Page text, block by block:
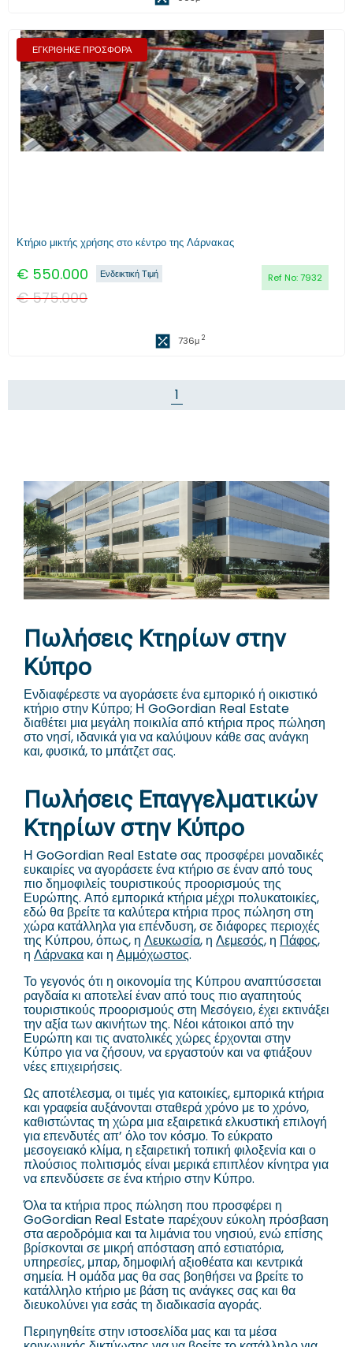
ΕΓΚΡΙΘΗΚΕ ΠΡΟΣΦΟΡΑ
Προηγούμενο Επόμενο
Κτήριο μικτής χρήσης στο κέντρο της Λάρνακας
€ 550.000 Ref No:7932
Ενδεικτική Τιμή
€575.000
736μ 2
1
Πωλήσεις Κτηρίων στην
Κύπρο
Ενδιαφέρεστε να αγοράσετε ένα εμπορικό ή οικιστικό
κτήριο στην Κύπρο; Η GoGordian Real Estate
διαθέτει μια μεγάλη ποικιλία από κτήρια προς πώληση
στο νησί, ιδανικά για να καλύψουν κάθε σας ανάγκη
και, φυσικά, το μπάτζετ σας.
Πωλήσεις Επαγγελματικών
Κτηρίων στην Κύπρο
Η GoGordian Real Estate σας προσφέρει μοναδικές
ευκαιρίες να αγοράσετε ένα κτήριο σε έναν από τους
πιο δημοφιλείς τουριστικούς προορισμούς της
Ευρώπης. Από εμπορικά κτήρια μέχρι πολυκατοικίες,
εδώ θα βρείτε τα καλύτερα κτήρια προς πώληση στη
χώρα κατάλληλα για επένδυση, σε διάφορες περιοχές
της Κύπρου, όπως, η Λευκωσία, η Λεμεσός, η Πάφος,
η Λάρνακα και η Αμμόχωστος.
Το γεγονός ότι η οικονομία της Κύπρου αναπτύσσεται
ραγδαία κι αποτελεί έναν από τους πιο αγαπητούς
τουριστικούς προορισμούς στη Μεσόγειο, έχει εκτινάξει
την αξία των ακινήτων της. Νέοι κάτοικοι από την
Ευρώπη και τις ανατολικές χώρες έρχονται στην
Κύπρο για να ζήσουν, να εργαστούν και να φτιάξουν
νέες επιχειρήσεις.
Ως αποτέλεσμα, οι τιμές για κατοικίες, εμπορικά κτήρια
και γραφεία αυξάνονται σταθερά χρόνο με το χρόνο,
καθιστώντας τη χώρα μια εξαιρετικά ελκυστική επιλογή
για επενδυτές απ’ όλο τον κόσμο. Το εύκρατο
μεσογειακό κλίμα, η εξαιρετική τοπική φιλοξενία και ο
πλούσιος πολιτισμός είναι μερικά επιπλέον κίνητρα για
να επενδύσετε σε ένα κτήριο στην Κύπρο.
Όλα τα κτήρια προς πώληση που προσφέρει η
GoGordian Real Estate παρέχουν εύκολη πρόσβαση
στα αεροδρόμια και τα λιμάνια του νησιού, ενώ επίσης
βρίσκονται σε μικρή απόσταση από εστιατόρια,
υπηρεσίες, μπαρ, δημοφιλή αξιοθέατα και κεντρικά
σημεία. Η ομάδα μας θα σας βοηθήσει να βρείτε το
κατάλληλο κτήριο με βάση τις ανάγκες σας και θα
διευκολύνει για εσάς τη διαδικασία αγοράς.
Περιηγηθείτε στην ιστοσελίδα μας και τα μέσα